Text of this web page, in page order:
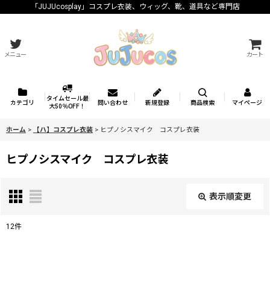
「JUJUcosplay」コスプレ衣装、ウィッグ、靴、道具など専門店
メニュー カート
カテゴリ
タイムセール最
大50％OFF！
問い合わせ 新規登録 商品検索 マイページ
ホーム > 【ハ】コスプレ衣装 > ヒプノシスマイク コスプレ衣装
ヒプノシスマイク コスプレ衣装
表示順変更
12件